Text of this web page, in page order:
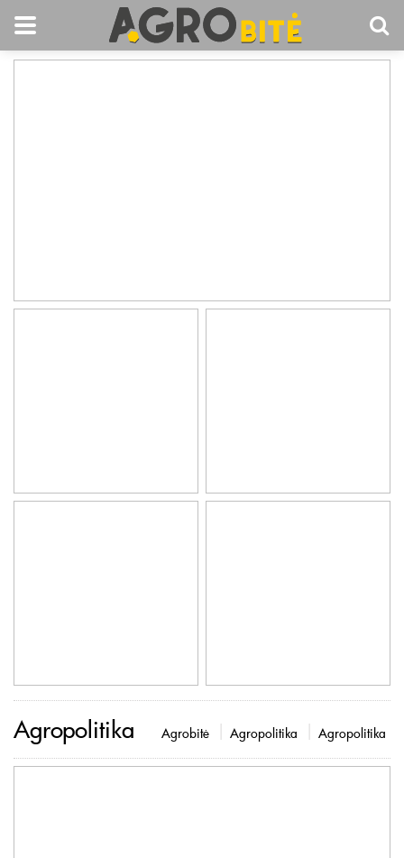
Agropolitika Agrobitė Agropolitika Agropolitika